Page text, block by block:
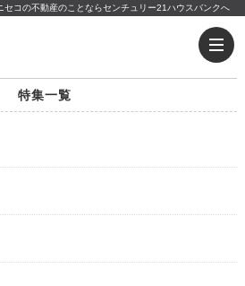
コの不動産のことならセンチュリー21ハウスバンクへ
特集一覧